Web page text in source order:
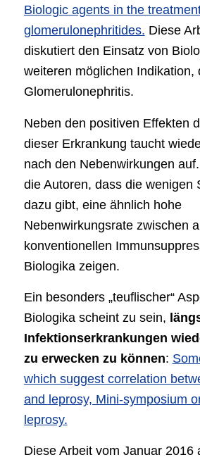
Biologic agents in the
glomerulonephritides. Diese
diskutiert den Einsatz von
weiteren möglichen Indikation,
Glomerulonephritis.
Neben den positiven Effekten
dieser Erkrankung taucht
nach den Nebenwirkungen
die Autoren, dass die wenigen
dazu gibt, eine ähnlich hohe
Nebenwirkungsrate zwischen
konventionellen
Biologika zeigen.
Ein besonders „teuflischer“
Biologika scheint zu sein,
Infektionserkrankungen
zu erwecken zu können:
which suggest correlation
and leprosy, Mini-symposium
leprosy.
Diese Arbeit vom Januar 2016